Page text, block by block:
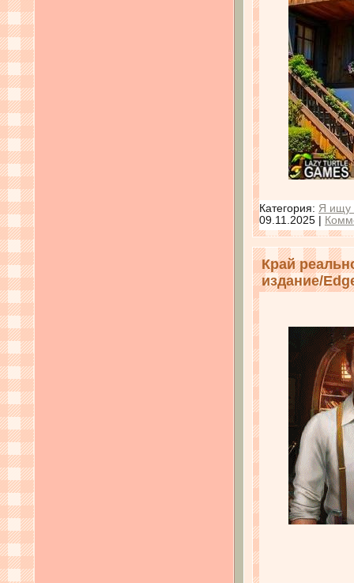
Категория: Я ищу
09.11.2025 |
Край
издание/